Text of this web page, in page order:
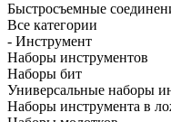
Быстросъемные
Все категории
- Инструмент
Наборы инструментов
Наборы бит
Универсальные наборы
Наборы инструмента в